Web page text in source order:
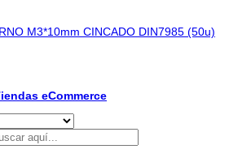
M3*10mm CINCADO DIN7985 (50u)
eCommerce